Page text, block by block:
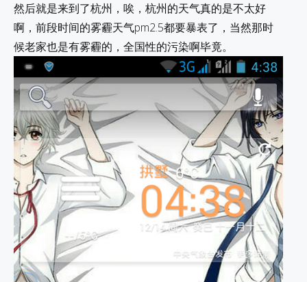
然后就是来到了杭州，唉，杭州的天气真的是不太好
啊，前段时间的雾霾天气pm2.5都要暴表了，当然那时
候老家也是有雾霾的，全国性的污染啊毕竟。